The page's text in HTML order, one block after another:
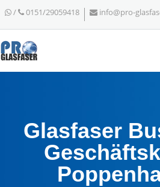
/ 0151/29059418 info@pro-
Glasfaser